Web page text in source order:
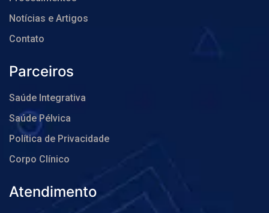
Notícias e Artigos
Contato
Parceiros
Saúde Integrativa
Saúde Pélvica
Política de Privacidade
Corpo Clínico
Atendimento